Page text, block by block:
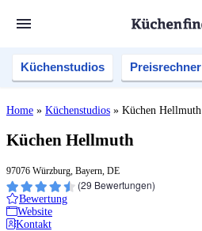
Küchenstudios Preisrechner
Home » Küchenstudios » Küchen Hellmuth
Küchen Hellmuth
97076 Würzburg, Bayern, DE
(29 Bewertungen)
Bewertung
Website
Kontakt